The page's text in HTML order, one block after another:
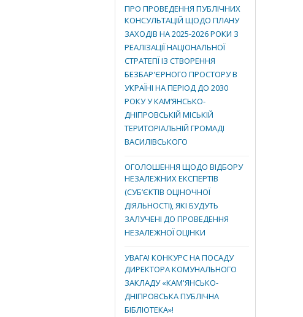
ПРО ПРОВЕДЕННЯ ПУБЛІЧНИХ
КОНСУЛЬТАЦІЙ ЩОДО ПЛАНУ
ЗАХОДІВ НА 2025-2026 РОКИ З
РЕАЛІЗАЦІЇ НАЦІОНАЛЬНОЇ
СТРАТЕГІЇ ІЗ СТВОРЕННЯ
БЕЗБАР'ЄРНОГО ПРОСТОРУ В
УКРАЇНІ НА ПЕРІОД ДО 2030
РОКУ У КАМ’ЯНСЬКО-
ДНІПРОВСЬКІЙ МІСЬКІЙ
ТЕРИТОРІАЛЬНІЙ ГРОМАДІ
ВАСИЛІВСЬКОГО
ОГОЛОШЕННЯ ЩОДО ВІДБОРУ
НЕЗАЛЕЖНИХ ЕКСПЕРТІВ
(СУБ’ЄКТІВ ОЦІНОЧНОЇ
ДІЯЛЬНОСТІ), ЯКІ БУДУТЬ
ЗАЛУЧЕНІ ДО ПРОВЕДЕННЯ
НЕЗАЛЕЖНОЇ ОЦІНКИ
УВАГА! КОНКУРС НА ПОСАДУ
ДИРЕКТОРА КОМУНАЛЬНОГО
ЗАКЛАДУ «КАМ'ЯНСЬКО-
ДНІПРОВСЬКА ПУБЛІЧНА
БІБЛІОТЕКА»!